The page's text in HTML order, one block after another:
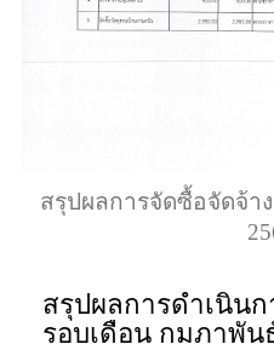
สรุปผลการจัดซื้อจัดจ้า
สรุปผลการดำเนิน
รอบเดือน กุมภาพัน